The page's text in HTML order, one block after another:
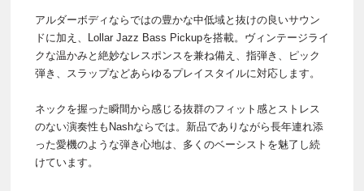
アルダーボディならではの豊かな中低域と抜けの良いサウン
ドに加え、Lollar Jazz Bass Pickupを搭載。ヴィンテージライ
クな温かみと絶妙なレスポンスを兼ね備え、指弾き、ピック
弾き、スラップなどあらゆるプレイスタイルに対応します。
ネックを握った瞬間から感じる抜群のフィット感とストレス
のない演奏性もNashならでは。新品でありながら長年連れ添
った愛機のような弾き心地は、多くのベーシストを魅了し続
けています。